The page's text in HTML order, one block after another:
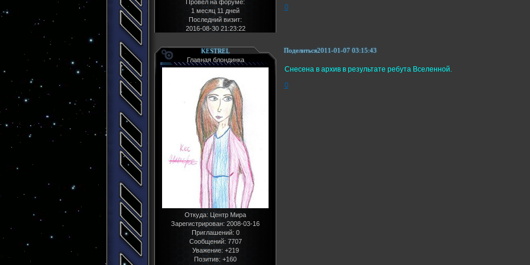
Провел на форуме:
1 месяц 11 дней
Последний визит:
2016-08-30 21:23:22
0
Поделиться2011-01-07 03:15:43
KESTREL
Главная блондинка
Откуда: Центр Мира
Зарегистрирован: 2008-03-16
Приглашений: 0
Сообщений: 7707
Уважение: +219
Позитив: +160
Снесена в архив в результате ребута Вселенной.
0